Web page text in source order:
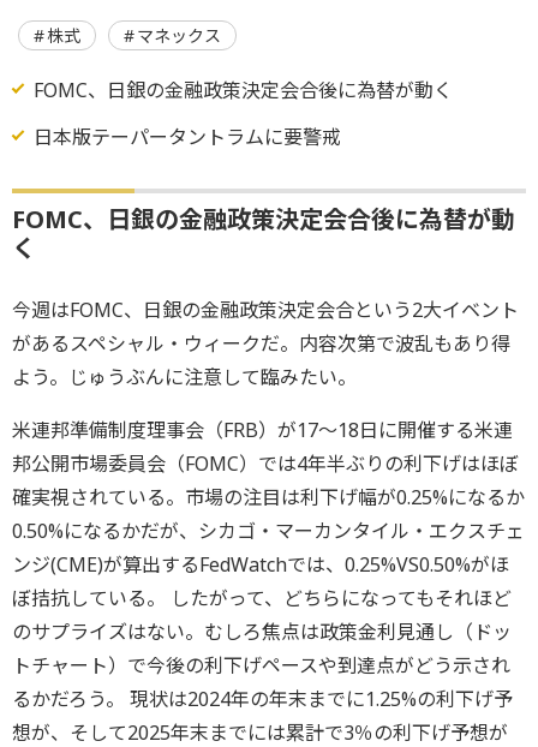
株式 マネックス
FOMC、日銀の金融政策決定会合後に為替が動く
日本版テーパータントラムに要警戒
FOMC、日銀の金融政策決定会合後に為替が動
く
今週はFOMC、 日銀の金融政策決定会合という2大イベント
があるスペシャル・ ウィークだ。内容次第で波乱もあり得
よう。 じゅうぶんに注意して臨みたい。
米連邦準備制度理事会（FRB）が17～18日に開催する米連
邦公開市場委員会（FOMC） では4年半ぶりの利下げはほぼ
確実視されている。 市場の注目は利下げ幅が0.25%になるか
0.50%になるかだが、シカゴ・マーカンタイル・エクスチェ
ンジ(CME)が算出するFedWatchでは、0.25%VS0.50%がほ
ぼ拮抗している。 したがって、どちらになってもそれほど
のサプライズはない。 むしろ焦点は政策金利見通し（ドッ
トチャート） で今後の利下げペースや到達点がどう示され
るかだろう。 現状は2024年の年末までに1.25%の利下げ予
想が、 そして2025年末までには累計で3％の利下げ予想が